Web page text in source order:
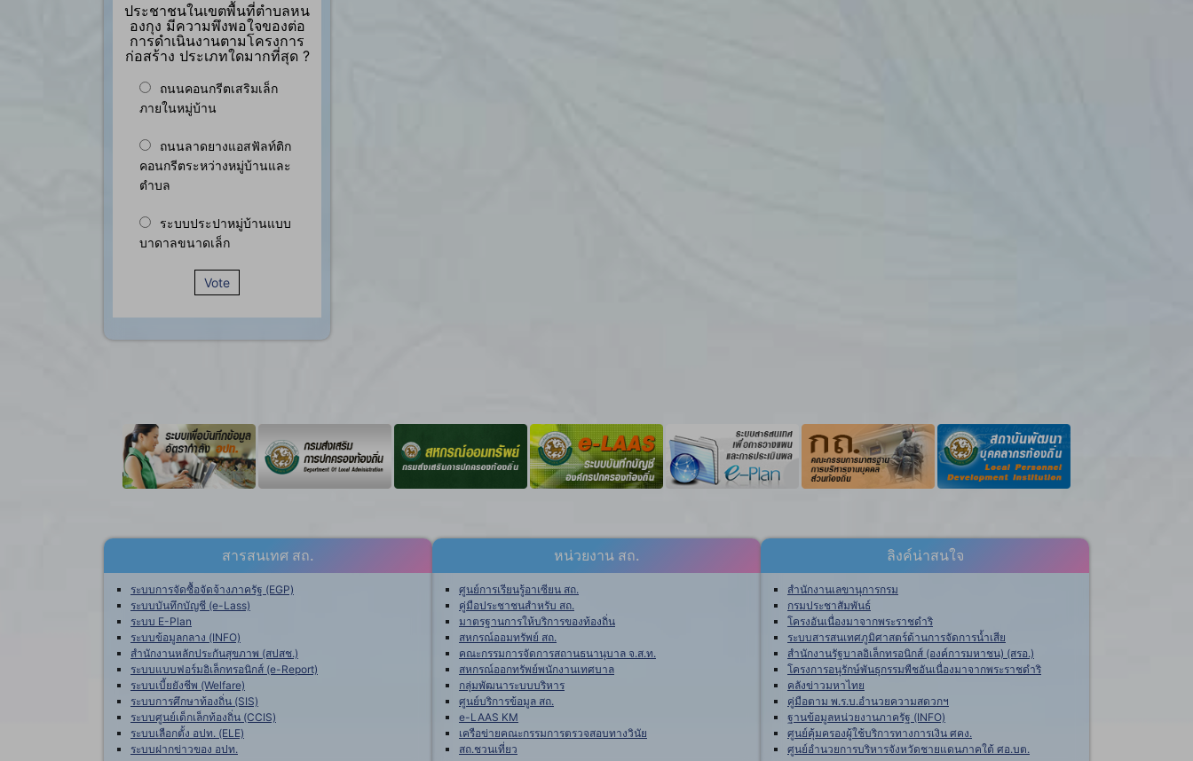
ประชาชนในเขตพื้นที่ตำบลหน
องกุง มีความพึงพอใจของต่อ
การดำเนินงานตามโครงการ
ก่อสร้าง ประเภทใดมากที่สุด ?
ถนนคอนกรีตเสริมเล็ก
ภายในหมู่บ้าน
ถนนลาดยางแอสฟัลท์ติก
คอนกรีตระหว่างหมู่บ้านและ
ตำบล
ระบบประปาหมู่บ้านแบบ
บาดาลขนาดเล็ก
Vote
สารสนเทศ สถ.
ระบบการจัดซื้อจัดจ้างภาครัฐ (EGP)
ระบบบันทึกบัญชี (e-Lass)
ระบบ E-Plan
ระบบข้อมูลกลาง (INFO)
สำนักงานหลักประกันสุขภาพ (สปสช.)
ระบบแบบฟอร์มอิเล็กทรอนิกส์ (e-Report)
ระบบเบี้ยยังชีพ (Welfare)
ระบบการศึกษาท้องถิ่น (SIS)
ระบบศูนย์เด็กเล็กท้องถิ่น (CCIS)
ระบบเลือกตั้ง อปท. (ELE)
ระบบฝากข่าวของ อปท.
หน่วยงาน สถ.
ศูนย์การเรียนรู้อาเซียน สถ.
คู่มือประชาชนสำหรับ สถ.
มาตรฐานการให้บริการของท้องถิ่น
สหกรณ์ออมทรัพย์ สถ.
คณะกรรมการจัดการสถานธนานุบาล จ.ส.ท.
สหกรณ์ออกทรัพย์พนักงานเทศบาล
กลุ่มพัฒนาระบบบริหาร
ศูนย์บริการข้อมูล สถ.
e-LAAS KM
เครือข่ายคณะกรรมการตรวจสอบทางวินัย
สถ.ชวนเที่ยว
ลิงค์น่าสนใจ
สำนักงานเลขานุการกรม
กรมประชาสัมพันธ์
โครงอันเนื่องมาจากพระราชดำริ
ระบบสารสนเทศภูมิศาสตร์ด้านการจัดการน้ำเสีย
สำนักงานรัฐบาลอิเล็กทรอนิกส์ (องค์การมหาชน) (สรอ.)
โครงการอนุรักษ์พันธุกรรมพืชอันเนื่องมาจากพระราชดำริ
คลังข่าวมหาไทย
คู่มือตาม พ.ร.บ.อำนวยความสดวกฯ
ฐานข้อมูลหน่วยงานภาครัฐ (INFO)
ศูนย์คุ้มครองผู้ใช้บริการทางการเงิน ศคง.
ศูนย์อำนวยการบริหารจังหวัดชายแดนภาคใต้ ศอ.บต.